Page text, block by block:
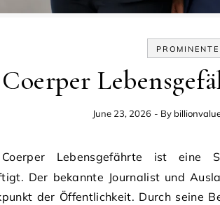
PROMINENTE
June 23, 2026 - By
Der bekannte Journalist und
der Öffentlichkeit. Durch seine